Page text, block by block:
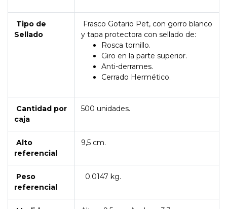
Tipo de
Sellado
Frasco Gotario Pet, con gorro blanco
y tapa protectora con sellado de:
Rosca tornillo.
Giro en la parte superior.
Anti-derrames.
Cerrado Hermético.
Cantidad por
caja
500 unidades.
Alto
referencial
9,5 cm.
Peso
referencial
0.0147 kg.